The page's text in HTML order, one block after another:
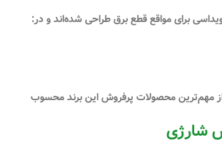
از مهم‌ترین محصولات پرفروش این برند محسوب
شارژی